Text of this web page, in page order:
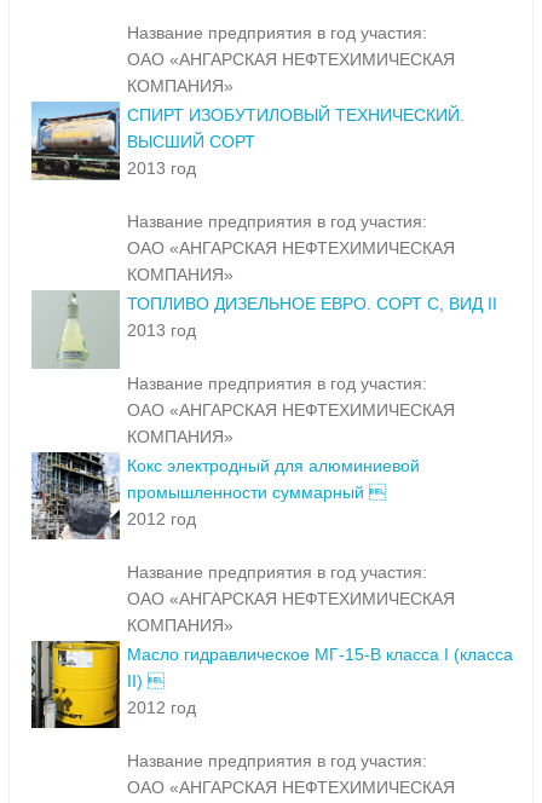
Название предприятия в год участия:
ОАО «АНГАРСКАЯ НЕФТЕХИМИЧЕСКАЯ
КОМПАНИЯ»
СПИРТ ИЗОБУТИЛОВЫЙ ТЕХНИЧЕСКИЙ.
ВЫСШИЙ СОРТ
2013 год
Название предприятия в год участия:
ОАО «АНГАРСКАЯ НЕФТЕХИМИЧЕСКАЯ
КОМПАНИЯ»
ТОПЛИВО ДИЗЕЛЬНОЕ ЕВРО. СОРТ С, ВИД II
2013 год
Название предприятия в год участия:
ОАО «АНГАРСКАЯ НЕФТЕХИМИЧЕСКАЯ
КОМПАНИЯ»
Кокс электродный для алюминиевой
промышленности суммарный 
2012 год
Название предприятия в год участия:
ОАО «АНГАРСКАЯ НЕФТЕХИМИЧЕСКАЯ
КОМПАНИЯ»
Масло гидравлическое МГ-15-В класса I (класса
II) 
2012 год
Название предприятия в год участия:
ОАО «АНГАРСКАЯ НЕФТЕХИМИЧЕСКАЯ